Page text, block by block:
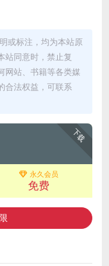
或标注，均为本站原
站同意时，禁止复
网站、书籍等各类媒
合法权益，可联系
下载
永久会员
免费